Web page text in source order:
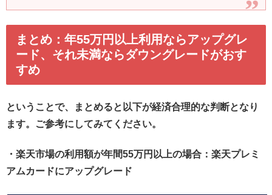
まとめ：年55万円以上利用ならアップグレ
ード、それ未満ならダウングレードがおす
すめ
ということで、まとめると以下が経済合理的な判断となり
ます。ご参考にしてみてください。
・楽天市場の利用額が年間55万円以上の場合：楽天プレミ
アムカードにアップグレード